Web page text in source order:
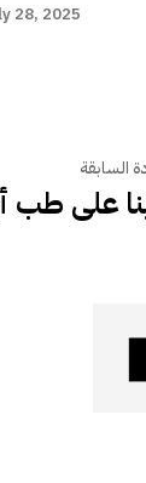
28, 2025
السابقة
على طب